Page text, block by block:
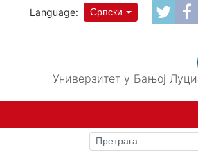
Language: Српски
Универзитет у Бањој Луци